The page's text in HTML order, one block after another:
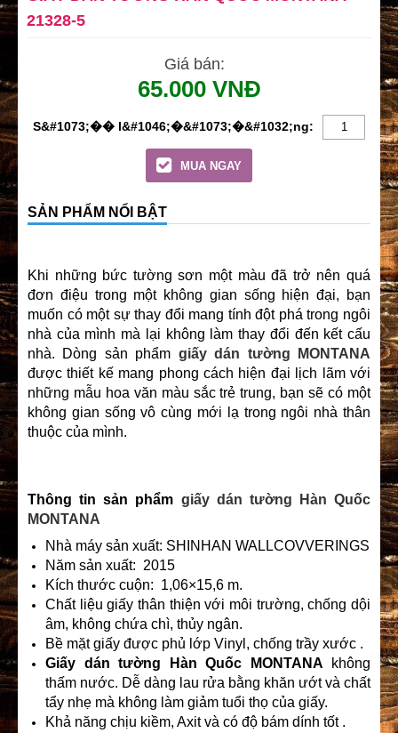
21328-5
Giá bán:
65.000 VNĐ
MUA NGAY
SẢN PHẨM NỔI BẬT
Khi những bức tường sơn một màu đã trở nên quá
đơn điệu trong một không gian sống hiện đại, bạn
muốn có một sự thay đổi mang tính đột phá trong ngôi
nhà của mình mà lại không làm thay đổi đến kết cấu
nhà. Dòng sản phẩm giấy dán tường MONTANA
được thiết kế mang phong cách hiện đại lịch lãm với
những mẫu hoa văn màu sắc trẻ trung, bạn sẽ có một
không gian sống vô cùng mới lạ trong ngôi nhà thân
thuộc của mình.
Thông tin sản phẩm giấy dán tường Hàn Quốc
MONTANA
Nhà máy sản xuất: SHINHAN WALLCOVVERINGS
Năm sản xuất: 2015
Kích thước cuộn: 1,06×15,6 m.
Chất liệu giấy thân thiện với môi trường, chống dội
âm, không chứa chì, thủy ngân.
Bề mặt giấy được phủ lớp Vinyl, chống trầy xước .
Giấy dán tường Hàn Quốc
MONTANA không
thấm nước. Dễ dàng lau rửa bằng khăn ướt và chất
tẩy nhẹ mà không làm giảm tuổi thọ của giấy.
Khả năng chịu kiềm, Axit và có độ bám dính tốt .